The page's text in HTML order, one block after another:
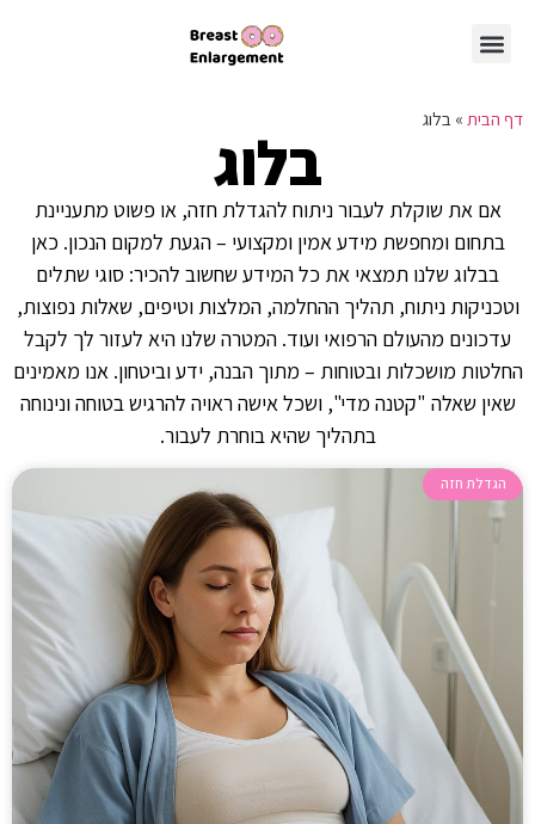
דף הבית » בלוג
בלוג
אם את שוקלת לעבור ניתוח להגדלת חזה, או פשוט מתעניינת
בתחום ומחפשת מידע אמין ומקצועי – הגעת למקום הנכון. כאן
בבלוג שלנו תמצאי את כל המידע שחשוב להכיר: סוגי שתלים
וטכניקות ניתוח, תהליך ההחלמה, המלצות וטיפים, שאלות נפוצות,
עדכונים מהעולם הרפואי ועוד. המטרה שלנו היא לעזור לך לקבל
החלטות מושכלות ובטוחות – מתוך הבנה, ידע וביטחון. אנו מאמינים
שאין שאלה "קטנה מדי", ושכל אישה ראויה להרגיש בטוחה ונינוחה
בתהליך שהיא בוחרת לעבור.
הגדלת חזה